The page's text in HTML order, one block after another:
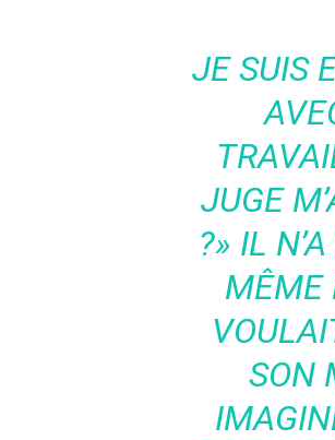
JE SUIS
JUGE
?» IL
MÊME
SON